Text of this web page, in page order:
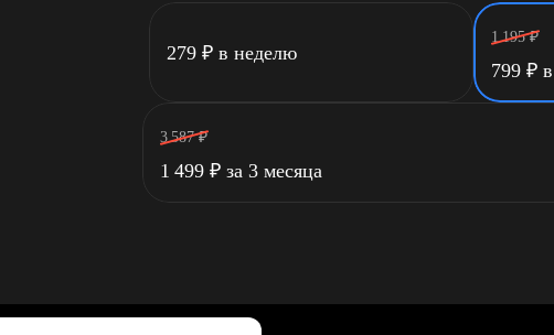
279 ₽ в неделю
1 195 ₽
799 ₽
3 587 ₽
1 499 ₽ за 3 месяца